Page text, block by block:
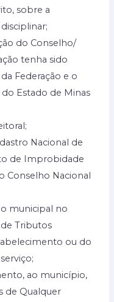
sobre a
do Conselho/
tenha sido
Federação e o
Estado de Minas
Nacional de
de Improbidade
Conselho Nacional
municipal no
Tributos
ou do
ao município,
de Qualquer